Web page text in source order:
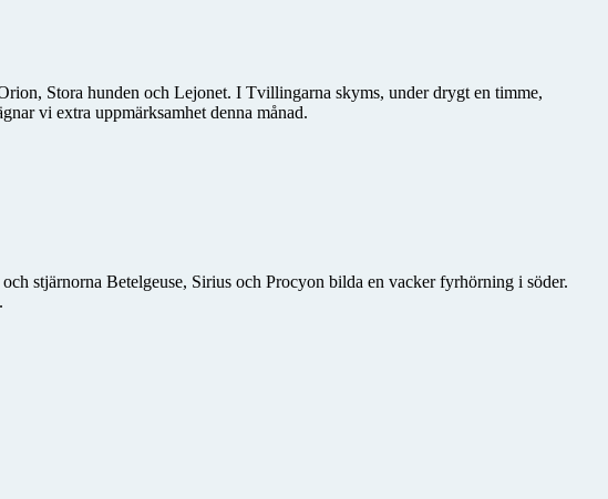
Stora hunden och Lejonet. I Tvillingarna skyms, under drygt en timme,
vi extra uppmärksamhet denna månad.
stjärnorna Betelgeuse, Sirius och Procyon bilda en vacker fyrhörning i söder.